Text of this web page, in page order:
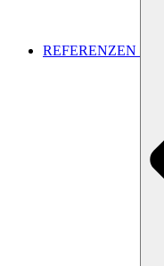
REFERENZEN